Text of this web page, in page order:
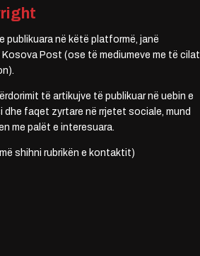
publikuara në këtë platformë, janë
Kosova Post (ose të mediumeve me të cilat
të artikujve të publikuar në uebin e
dhe faqet zyrtare në rrjetet sociale, mund
me palët e interesuara.
shihni rubrikën e kontaktit)